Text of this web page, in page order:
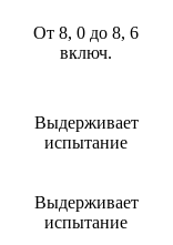
От 8, 0 до 8, 6
включ.
Выдерживает
испытание
Выдерживает
испытание